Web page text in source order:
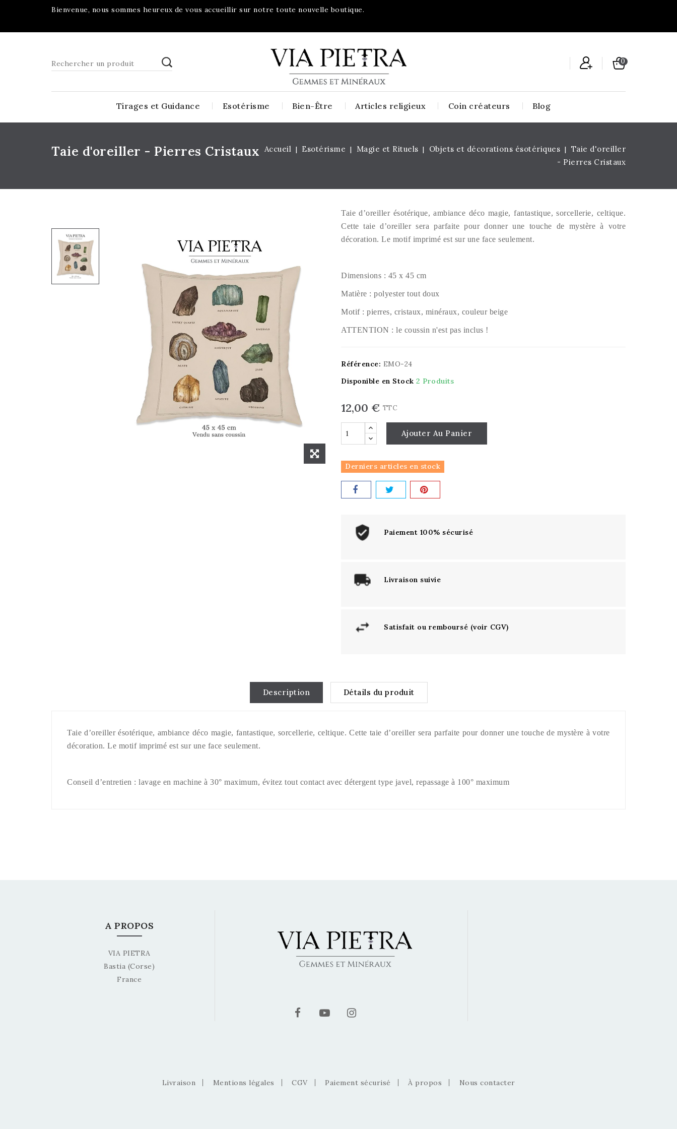
Bienvenue, nous sommes heureux de vous accueillir sur notre toute nouvelle boutique.
0
Tirages et Guidance Esotérisme Bien-Être Articles religieux Coin créateurs Blog
Taie d'oreiller - Pierres Cristaux Accueil Esotérisme Magie et Rituels Objets et décorations ésotériques
Taie d'oreiller
- Pierres Cristaux
Taie d’oreiller ésotérique, ambiance déco magie, fantastique, sorcellerie, celtique.
Cette taie d’oreiller sera parfaite pour donner une touche de mystère à votre
décoration. Le motif imprimé est sur une face seulement.
Dimensions : 45 x 45 cm
Matière : polyester tout doux
Motif : pierres, cristaux, minéraux, couleur beige
ATTENTION : le coussin n'est pas inclus !
Référence: EMO-24
Disponible en Stock 2 Produits
12,00 € TTC
Ajouter Au Panier
Derniers articles en stock
Paiement 100% sécurisé
Livraison suivie
Satisfait ou remboursé (voir CGV)
Description Détails du produit
Taie d’oreiller ésotérique, ambiance déco magie, fantastique, sorcellerie, celtique. Cette taie d’oreiller sera parfaite pour donner une touche de mystère à votre
décoration. Le motif imprimé est sur une face seulement.
Conseil d’entretien : lavage en machine à 30° maximum, évitez tout contact avec détergent type javel, repassage à 100° maximum
A PROPOS
VIA PIETRA
Bastia (Corse)
France
Livraison Mentions légales CGV Paiement sécurisé À propos Nous contacter